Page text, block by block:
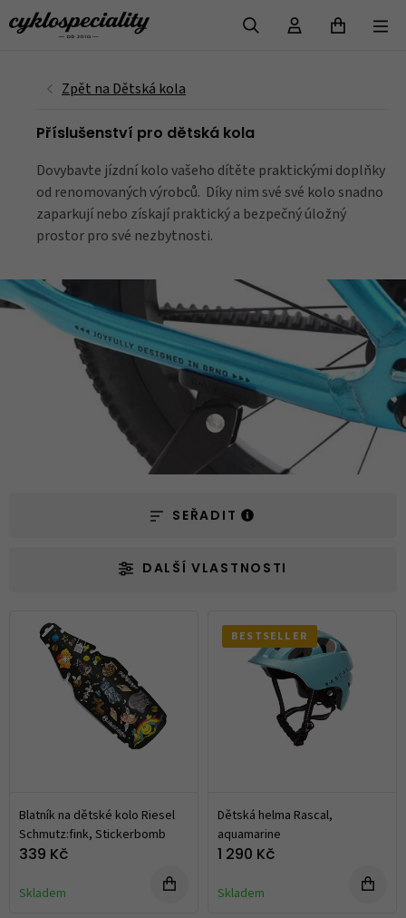
Příslušenství pro dětská kola
Dovybavte jízdní kolo vašeho dítěte praktickými doplňky
od renomovaných výrobců. Díky nim své své kolo snadno
zaparkují nebo získají praktický a bezpečný úložný
prostor pro své nezbytnosti.
SEŘADIT
DALŠÍ VLASTNOSTI
Blatník na dětské kolo Riesel
Schmutz:fink, Stickerbomb
339 Kč
Skladem
BESTSELLER
Dětská helma Rascal,
aquamarine
1 290 Kč
Skladem